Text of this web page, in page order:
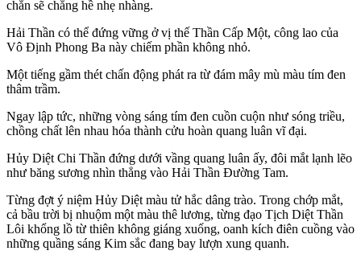
chắn sẽ chẳng hề nhẹ nhàng.
Hải Thần có thể đứng vững ở vị thế Thần Cấp Một, công lao của
Vô Định Phong Ba này chiếm phần không nhỏ.
Một tiếng gầm thét chấn động phát ra từ đám mây mù màu tím đen
thâm trầm.
Ngay lập tức, những vòng sáng tím đen cuồn cuộn như sóng triều,
chồng chất lên nhau hóa thành cửu hoàn quang luân vĩ đại.
Hủy Diệt Chi Thần đứng dưới vầng quang luân ấy, đôi mắt lạnh lẽo
như băng sương nhìn thẳng vào Hải Thần Đường Tam.
Từng đợt ý niệm Hủy Diệt màu tử hắc dâng trào. Trong chớp mắt,
cả bầu trời bị nhuộm một màu thê lương, từng đạo Tịch Diệt Thần
Lôi khổng lồ từ thiên không giáng xuống, oanh kích điên cuồng vào
những quầng sáng Kim sắc đang bay lượn xung quanh.